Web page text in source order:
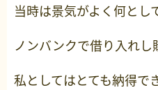
当時は景気がよく何とし
ノンバンクで借り入れし
私としてはとても納得で